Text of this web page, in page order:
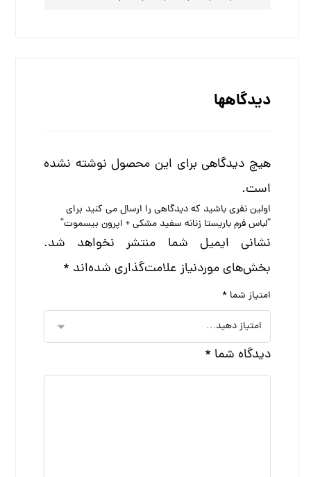
دیدگاهها
هیچ دیدگاهی برای این محصول نوشته نشده
است.
اولین نفری باشید که دیدگاهی را ارسال می کنید برای
“لباس فرم باریستا زنانه سفید مشکی + اپرون بیسموت”
نشانی ایمیل شما منتشر نخواهد شد.
بخش‌های موردنیاز علامت‌گذاری شده‌اند *
امتیاز شما*
دیدگاه شما *